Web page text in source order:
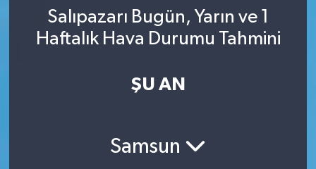
Salıpazarı Bugün, Yarın ve 1
Haftalık Hava Durumu Tahmini
ŞU AN
Samsun
İzmir Trafik Yoğunluk Haritası
Süper Lig Puan Durumu ve Fikstür